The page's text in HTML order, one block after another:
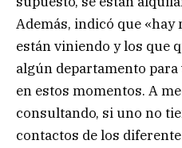
Además, indicó que
están viniendo y los que
algún departamento
en estos momentos. A
consultando, si uno no
contactos de los